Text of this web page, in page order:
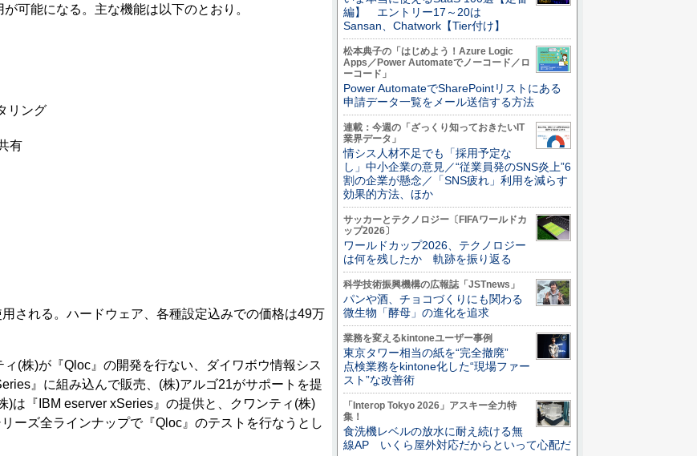
可能になる。主な機能は以下のとおり。
リング
有
される。ハードウェア、各種設定込みでの価格は49万
(株)が『Qloc』の開発を行ない、ダイワボウ情報シス
』に組み込んで販売、(株)アルゴ21がサポートを提
)は『IBM eserver xSeries』の提供と、クワンティ(株)
ーズ全ラインナップで『Qloc』のテストを行なうとし
編】 エントリー17～20は
Sansan、Chatwork【Tier付け】
松本典子の「はじめよう！Azure Logic
Apps／Power Automateでノーコード／ロ
ーコード」
Power AutomateでSharePointリストにある
申請データ一覧をメール送信する方法
連載：今週の「ざっくり知っておきたいIT
業界データ」
情シス人材不足でも「採用予定な
し」中小企業の意見／“従業員発のSNS炎上”6
割の企業が懸念／「SNS疲れ」利用を減らす
効果的方法、ほか
サッカーとテクノロジー〔FIFAワールドカ
ップ2026〕
ワールドカップ2026、テクノロジー
は何を残したか 軌跡を振り返る
科学技術振興機構の広報誌「JSTnews」
パンや酒、チョコづくりにも関わる
微生物「酵母」の進化を追求
業務を変えるkintoneユーザー事例
東京タワー相当の紙を“完全撤廃”
点検業務をkintone化した“現場ファー
スト”な改善術
「Interop Tokyo 2026」アスキー全力特
集！
食洗機レベルの放水に耐え続ける無
線AP いくら屋外対応だからといって心配だ